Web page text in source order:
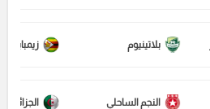
بلاتينيوم زيمبابوي
النجم الساحلي الجزائر